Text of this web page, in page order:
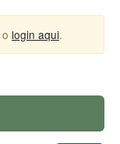
login aqui.